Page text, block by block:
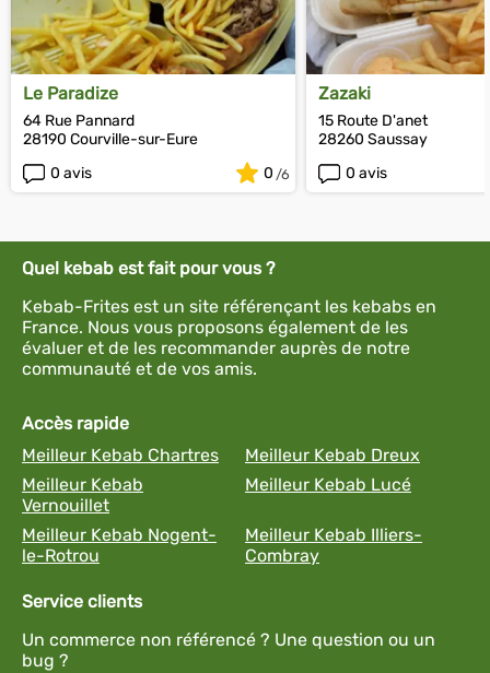
Le Paradize
64 Rue Pannard
28190 Courville-sur-Eure
0 avis
0
Zazaki
15 Route D'anet
28260 Saussay
0 avis
Quel kebab est fait pour vous ?
Kebab-Frites est un site référençant les kebabs en
France. Nous vous proposons également de les
évaluer et de les recommander auprès de notre
communauté et de vos amis.
Accès rapide
Meilleur Kebab Chartres
Meilleur Kebab Dreux
Meilleur Kebab
Vernouillet
Meilleur Kebab Lucé
Meilleur Kebab Nogent-
le-Rotrou
Meilleur Kebab Illiers-
Combray
Service clients
Un commerce non référencé ? Une question ou un
bug ?